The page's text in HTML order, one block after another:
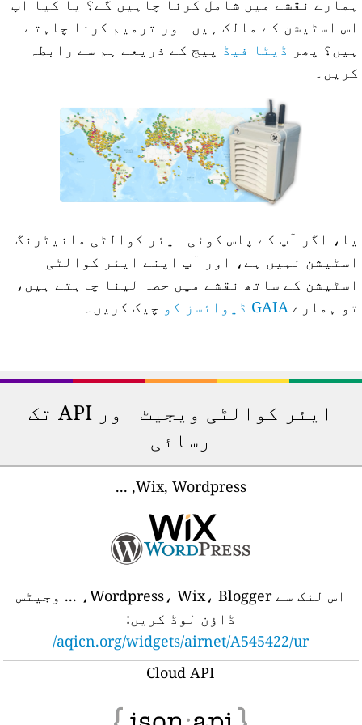
ہمارے نقشے میں شامل کرنا چاہیں گے؟ یا کیا آپ
اس اسٹیشن کے مالک ہیں اور ترمیم کرنا چاہتے
ہیں؟ پھر ڈیٹا فیڈپیج کے ذریعے ہم سے رابطہ
کریں۔
یا، اگر آپ کے پاس کوئی ایئر کوالٹی مانیٹرنگ
اسٹیشن نہیں ہے، اور آپ اپنے ایئر کوالٹی
اسٹیشن کے ساتھ نقشے میں حصہ لینا چاہتے ہیں،
تو ہمارے GAIA ڈیوائسز کو چیک کریں۔
ایئر کوالٹی ویجیٹ اور API تک
رسائی
Wix, Wordpress, ...
اس لنک سے Wordpress، Wix، Blogger، ... وجیٹس
ڈاؤن لوڈ کریں:
aqicn.org/widgets/airnet/A545422/ur/
Cloud API